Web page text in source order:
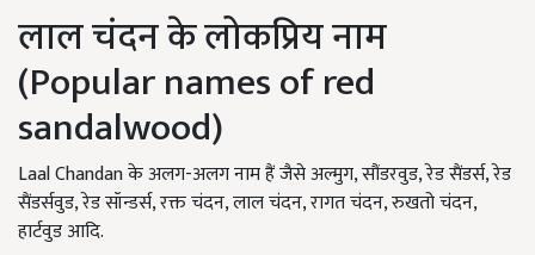
लाल चंदन के लोकप्रिय नाम
(Popular names of red
sandalwood)
Laal Chandan के अलग-अलग नाम हैं जैसे अल्मुग, सौंडरवुड, रेड सैंडर्स, रेड
सैंडर्सवुड, रेड सॉन्डर्स, रक्त चंदन, लाल चंदन, रागत चंदन, रुखतो चंदन,
हार्टवुड आदि.